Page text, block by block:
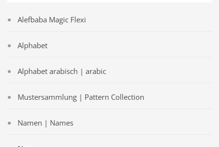
Alefbaba Magic Flexi
Alphabet
Alphabet arabisch | arabic
Mustersammlung | Pattern Collection
Namen | Names